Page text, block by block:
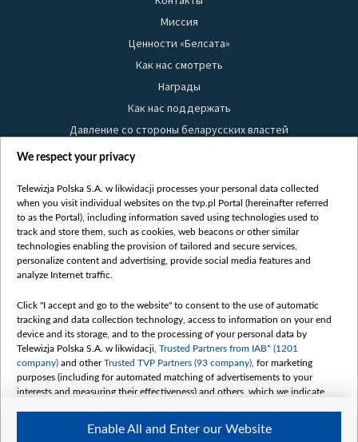
Миссия
Ценности «Белсата»
Как нас смотреть
Награды
Как нас поддержать
Давление со стороны беларусских властей
Правила использования материалов
Безопасность
Youtube
Белсат news
Белсат Life
Belsat English
Biełsat PL
Белсат Now
Белсат Shorts
Белсат History
Белсат Music
Белсат Doc
We respect your privacy
Telewizja Polska S.A. w likwidacji processes your personal data collected
when you visit individual websites on the tvp.pl Portal (hereinafter referred
to as the Portal), including information saved using technologies used to
track and store them, such as cookies, web beacons or other similar
technologies enabling the provision of tailored and secure services,
personalize content and advertising, provide social media features and
analyze Internet traffic.
Click "I accept and go to the website" to consent to the use of automatic
tracking and data collection technology, access to information on your end
device and its storage, and to the processing of your personal data by
Telewizja Polska S.A. w likwidacji, Trusted Partners from IAB* (1201
company) and otherTrusted TVP Partners (93 company) , for marketing
purposes (including for automated matching of advertisements to your
interests and measuring their effectiveness) and others, which we indicate
The purposes of processing your data by TVP S.A. w likwidacji are as
Enable All and Enter our Website